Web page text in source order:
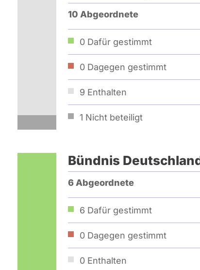
10 Abgeordnete
0 Dafür gestimmt
0 Dagegen gestimmt
9 Enthalten
1 Nicht beteiligt
Bündnis
6 Abgeordnete
6 Dafür gestimmt
0 Dagegen gestimmt
0 Enthalten